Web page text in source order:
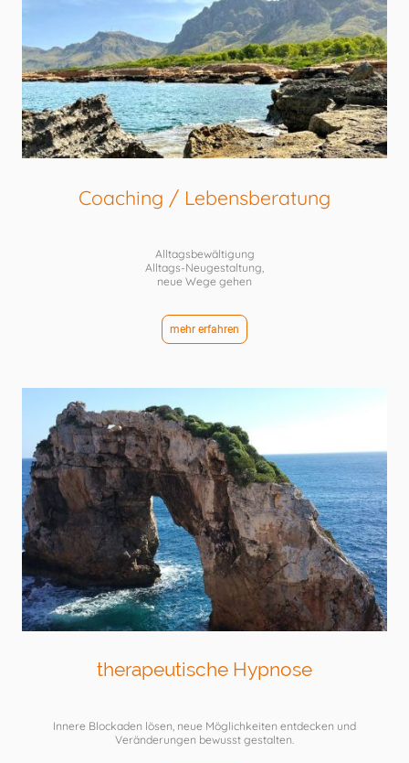
Coaching / Lebensberatung
Alltagsbewältigung
Alltags-Neugestaltung,
neue Wege gehen
mehr erfahren
therapeutische Hypnose
Innere Blockaden lösen, neue Möglichkeiten entdecken und
Veränderungen bewusst gestalten.